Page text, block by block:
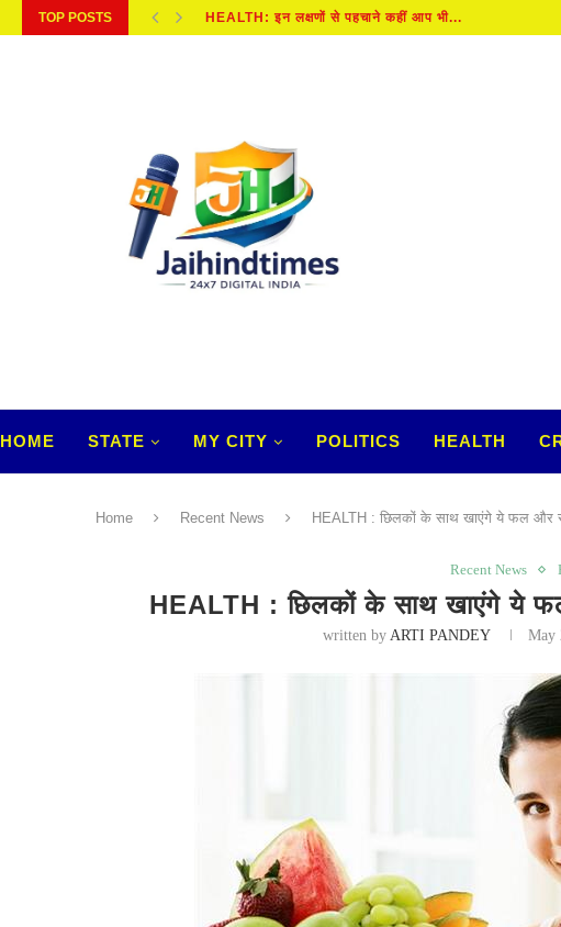
TOP POSTS HEALTH: इन लक्षणों से पहचाने कहीं आप भी...
HOME STATE MY CITY POLITICS HEALTH
Home Recent News HEALTH : छिलकों के साथ खाएंगे ये फल और
Recent News
HEALTH : छिलकों के साथ खाएंगे ये
written byARTI PANDEY May